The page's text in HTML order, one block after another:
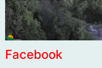
Facebook